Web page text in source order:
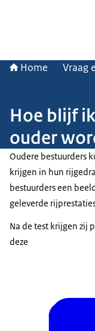
Home Vraag
Hoe blijf
ouder
Oudere bestuurders
krijgen in hun
bestuurders een
geleverde
Na de test krijgen zij
deze